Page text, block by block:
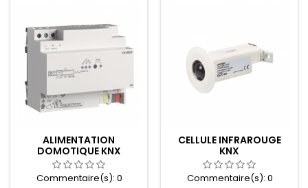
(qui peut être une
télécommande de
télévision ou une téléthèse
par exemple). La prise
commandée peut
facilement être déplacée...
ALIMENTATION
DOMOTIQUE KNX
Commentaire(s): 0
CELLULE INFRAROUGE
KNX
Commentaire(s): 0